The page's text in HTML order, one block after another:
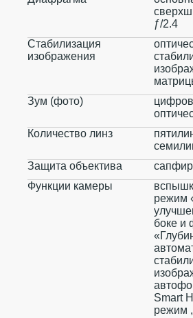
ƒ/2.4
Стабилизация
изображения
Зум (фото)
Количество линз
Защита объектива
Функции камеры
режим
боке и
Smart
режим